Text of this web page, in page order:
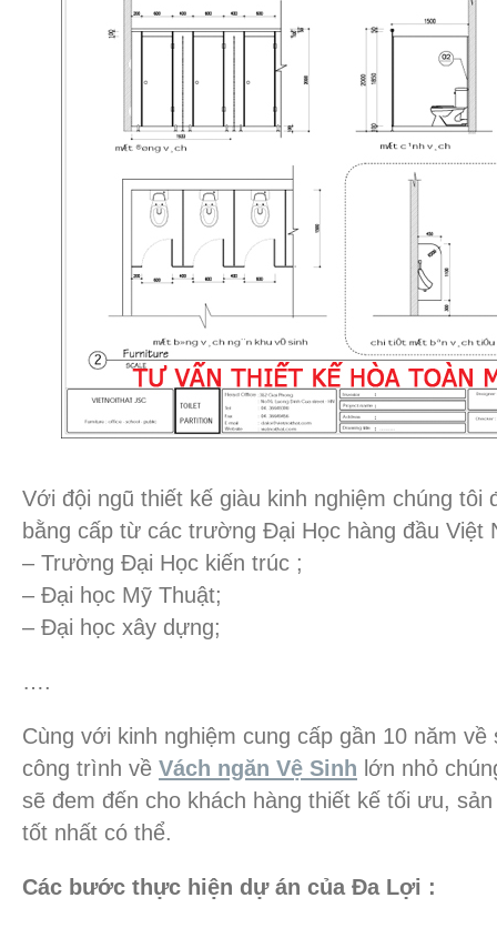
Với đội ngũ thiết kế giàu kinh nghiệm chúng tôi
bằng cấp từ các trường Đại Học hàng đầu Việt
– Trường Đại Học kiến trúc ;
– Đại học Mỹ Thuật;
– Đại học xây dựng;
….
Cùng với kinh nghiệm cung cấp gần 10 năm
công trình về Vách ngăn Vệ Sinh lớn nhỏ
sẽ đem đến cho khách hàng thiết kế tối ưu,
tốt nhất có thể.
Các bước thực hiện dự án của Đa Lợi :